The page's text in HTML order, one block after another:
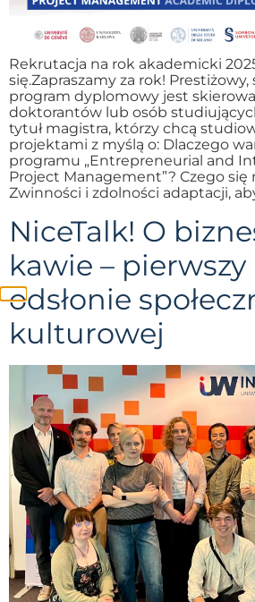
Rekrutacja na rok akademicki
się.Zapraszamy za rok!
program dyplomowy jest
doktorantów lub osób
tytuł magistra, którzy chcą
projektami z myślą o: Dlaczego
programu „Entrepreneurial and
Project Management”? Czego się
Zwinności i zdolności adaptacji,
NiceTalk! O
kawie – pierwszy
odsłonie
kulturowej